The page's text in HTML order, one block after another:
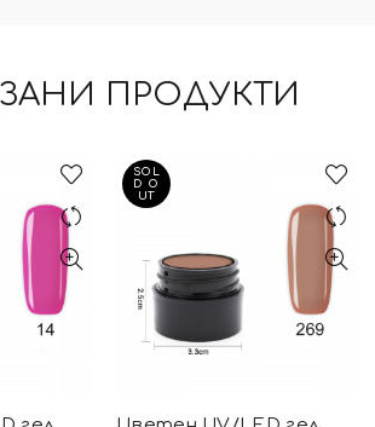
ПРОДУКТИ
SOL
D O
UT